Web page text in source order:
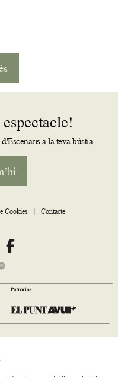
a la teva bústia.
Cookies | Contacte
Link a twitter
Link a facebook